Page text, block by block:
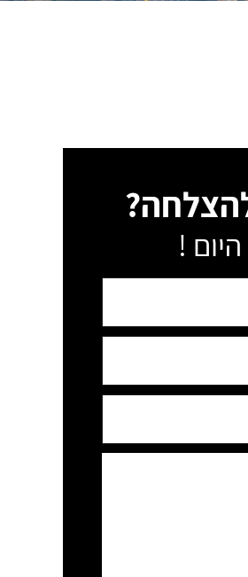
!